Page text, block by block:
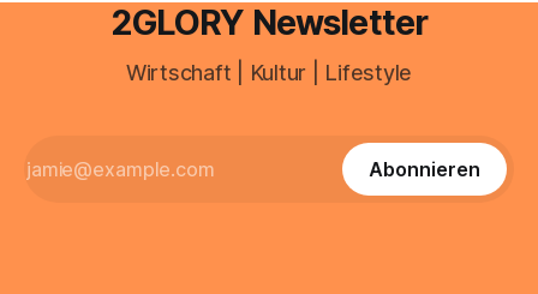
2GLORY Newsletter
Wirtschaft | Kultur | Lifestyle
Abonnieren